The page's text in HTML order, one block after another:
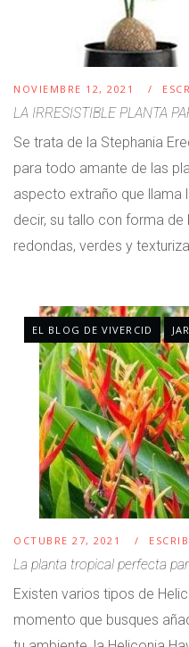
NOVIEMBRE 12, 2021
LA IRRESISTIBLE PLANTA
Se trata de la Stephania
para todo amante de las
aspecto extraño que llama
decir, su tallo con forma
redondas, verdes y
EL BLOG DE VIVERCID
OCTUBRE 27, 2021
La planta tropical perfecta
Existen varios tipos de
momento que busques